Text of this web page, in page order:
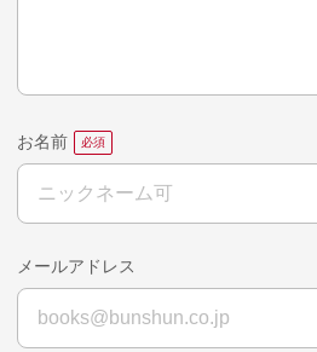
お名前
メールアドレス